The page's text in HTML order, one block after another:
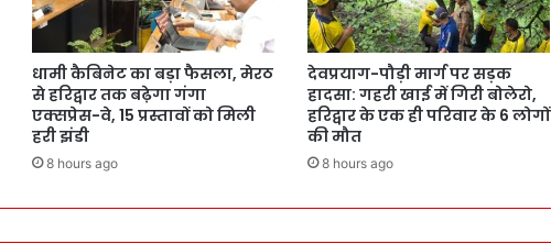
धामी कैबिनेट का बड़ा फैसला, मेरठ
से हरिद्वार तक बढ़ेगा गंगा
एक्सप्रेस-वे, 15 प्रस्तावों को मिली
हरी झंडी
8 hours ago
देवप्रयाग-पौड़ी मार्ग पर सड़क
हादसा: गहरी खाई में गिरी बोलेरो,
हरिद्वार के एक ही परिवार के 6 लोगों
की मौत
8 hours ago